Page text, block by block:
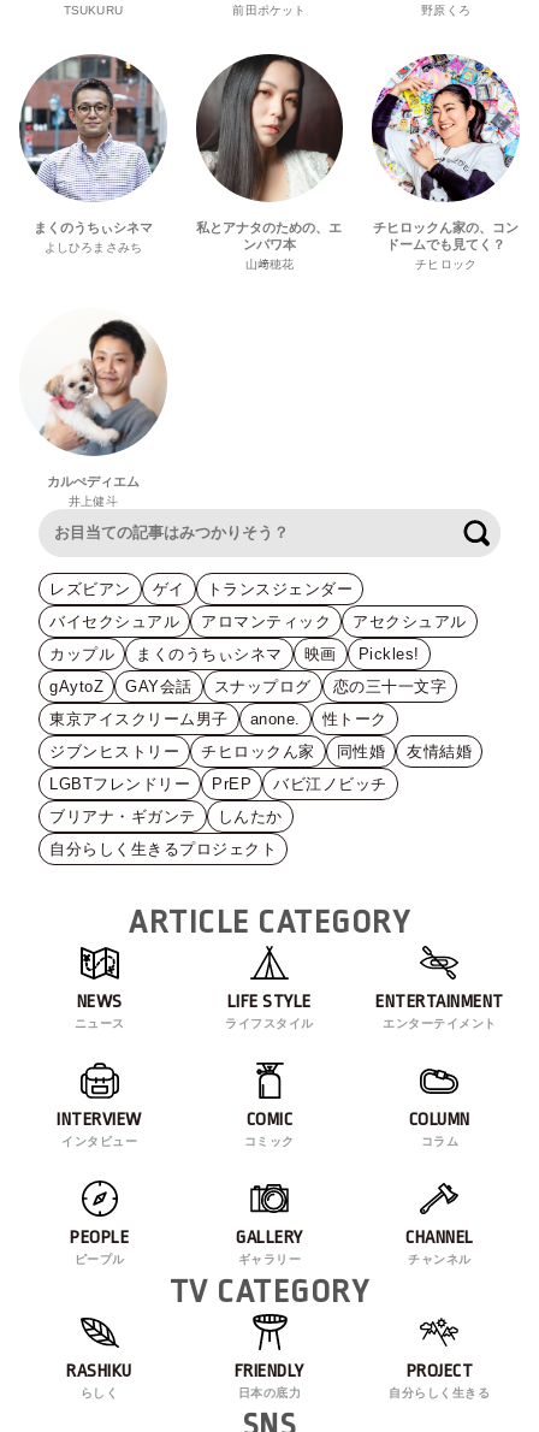
TSUKURU 前田ポケット 野原くろ
まくのうちぃシネマ
よしひろまさみち
私とアナタのための、エ
ンパワ本
山﨑穂花
チヒロックん家の、コン
ドームでも見てく？
チヒロック
カルぺディエム
井上健斗
レズビアン ゲイ
トランスジェンダー
バイセクシュアル
アロマンティック
アセクシュアル
カップル
まくのうちぃシネマ 映画
Pickles!
gAytoZ
GAY会話 スナップログ
恋の三十一文字
東京アイスクリーム男子
anone.
性トーク
ジブンヒストリー
チヒロックん家 同性婚
友情結婚
LGBTフレンドリー
PrEP
バビ江ノビッチ
ブリアナ・ギガンテ
しんたか
自分らしく生きるプロジェクト
ARTICLE CATEGORY
NEWS
ニュース
LIFE STYLE
ライフスタイル
ENTERTAINMENT
エンターテイメント
INTERVIEW
インタビュー
COMIC
コミック
COLUMN
コラム
PEOPLE
ピープル
GALLERY
ギャラリー
CHANNEL
チャンネル
TV CATEGORY
RASHIKU
らしく
FRIENDLY
日本の底力
PROJECT
自分らしく生きる